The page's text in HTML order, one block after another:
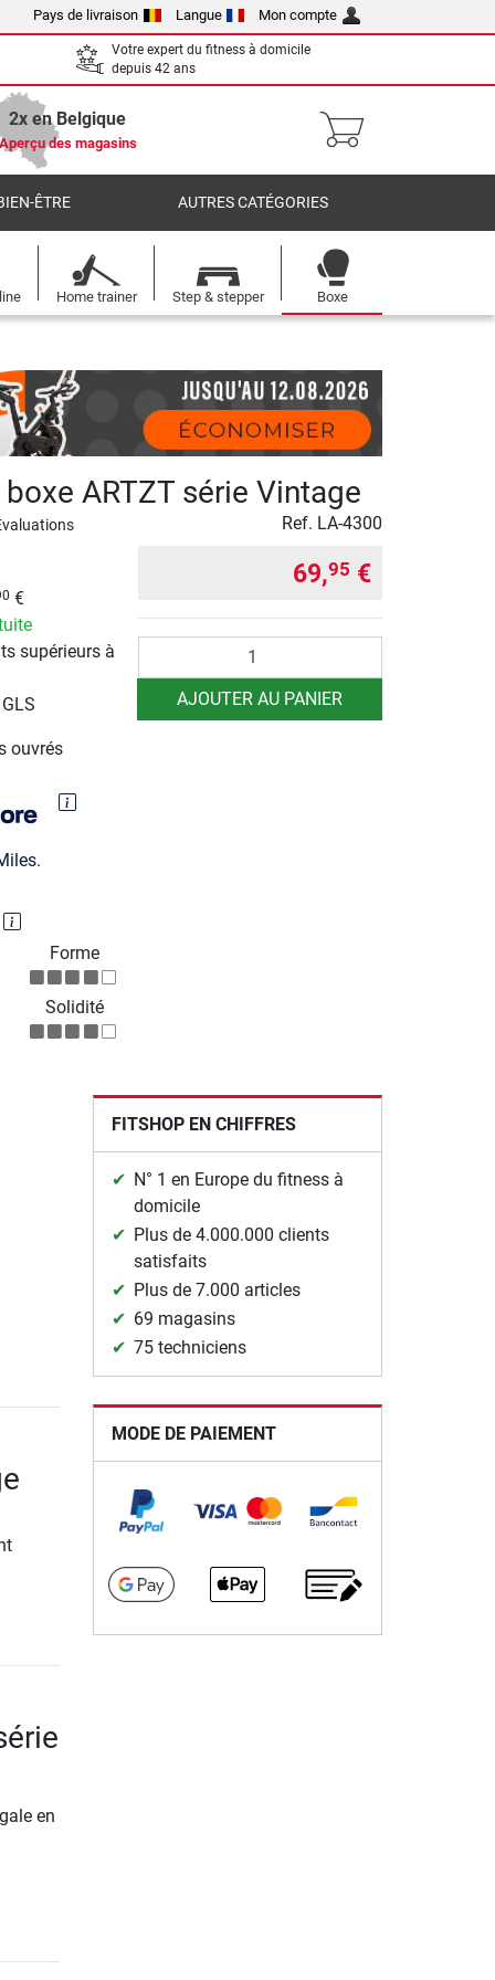
Pays de livraison Langue Mon compte
Votre expert du fitness à domicile
depuis 42 ans
2x en Belgique
des magasins
ÊTRE AUTRES CATÉGORIES
Home trainer Step & stepper Boxe
ARTZT série Vintage
Ref. LA-4300
€
supérieurs à
ouvrés
69,95 €
AJOUTER AU PANIER
Forme
Solidité
en
FITSHOP EN CHIFFRES
N° 1 en Europe du fitness à
domicile
Plus de 4.000.000 clients
satisfaits
Plus de 7.000 articles
69 magasins
75 techniciens
MODE DE PAIEMENT